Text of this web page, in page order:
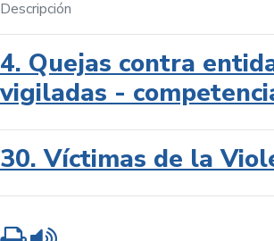
Descripción
4. Quejas contra
vigiladas -
30. Víctimas de la
Imprimir